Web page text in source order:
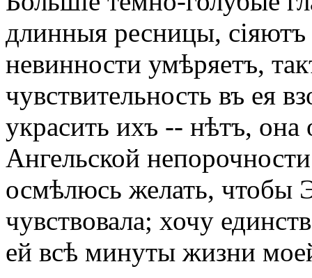
длинныя ресницы,
невинности умѣряетъ,
чувствительность въ ея
украсить ихъ -- нѣтъ, она
Ангельской
осмѣлюсь желать, чтобы
чувствовала; хочу
ей всѣ минуты жизни